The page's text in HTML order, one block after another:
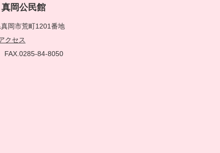
岡公民館
岡市荒町1201番地
クセス
FAX.0285-84-8050